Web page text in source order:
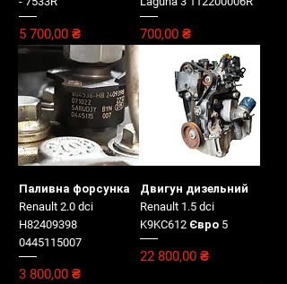
Цена
5 700,00 ₴ Цена
700,00 ₴
Паливна форсунка
Renault 2.0 dci
H82409398
0445115007
Цена
3 800,00 ₴
Двигун дизельний
Renault 1.5 dci
K9KC612 Євро 5
Цена
22 800,00 ₴